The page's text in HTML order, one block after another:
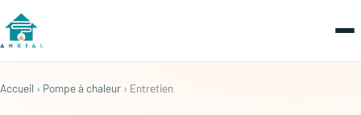
Accueil › Pompe à chaleur › Entretien